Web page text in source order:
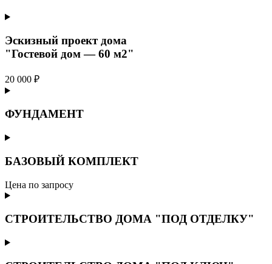
Эскизный проект дома
"Гостевой дом — 60 м2"
20 000 ₽
ФУНДАМЕНТ
БАЗОВЫЙ КОМПЛЕКТ
Цена по запросу
СТРОИТЕЛЬСТВО ДОМА "ПОД ОТДЕЛКУ"